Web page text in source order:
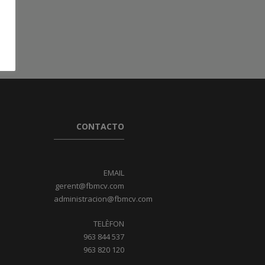
CONTACTO
EMAIL
gerent@fbmcv.com
administracion@fbmcv.com
TELÈFON
963 844 537
963 820 120